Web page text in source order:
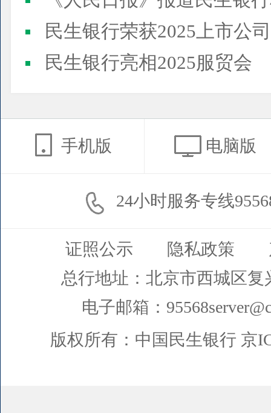
民生银行荣获2025上市公司董事会最佳实践案例、上市公
民生银行亮相2025服贸会
手机版 电脑版
24小时服务专线
证照公示 隐私政策
总行地址：北京市西城区复
电子邮箱：
版权所有：中国民生银行 京